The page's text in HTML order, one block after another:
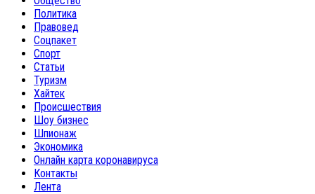
Политика
Правовед
Соцпакет
Спорт
Статьи
Туризм
Хайтек
Происшествия
Шоу бизнес
Шпионаж
Экономика
Онлайн карта коронавируса
Контакты
Лента